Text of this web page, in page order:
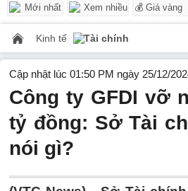
Mới nhất Xem nhiều 💰 Giá vàng
Kinh tế Tài chính
Cập nhật lúc 01:50 PM ngày 25/12/
Công ty GFDI vỡ
tỷ đồng: Sở Tài
nói gì?